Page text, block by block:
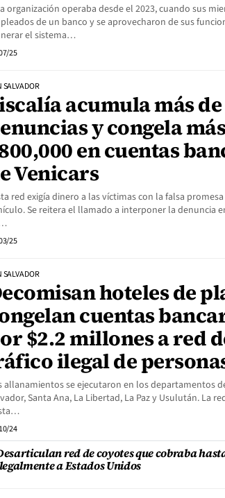
organización operaba desde el 2023, cuando sus
de un banco y se aprovecharon de sus
el sistema…
25
SALVADOR
acumula más de
y congela
en cuentas
Venicars
red exigía dinero a las víctimas con la falsa
Se reitera el llamado a interponer la denuncia
25
SALVADOR
hoteles de
cuentas
$2.2 millones a red
ilegal de
allanamientos se ejecutaron en los departamentos
Santa Ana, La Libertad, La Paz y Usulután. La
24
red de coyotes que cobraba
a Estados Unidos